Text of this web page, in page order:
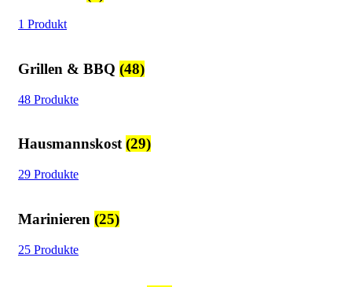
1 Produkt
Grillen & BBQ (48)
48 Produkte
Hausmannskost(29)
29 Produkte
Marinieren (25)
25 Produkte